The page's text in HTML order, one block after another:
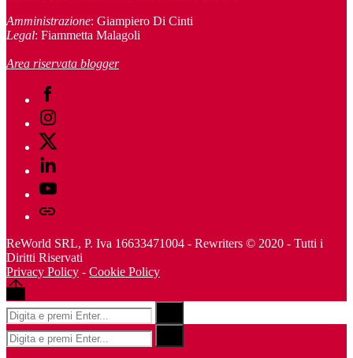
Amministrazione: Giampiero Di Cinti
Legal: Fiammetta Malagoli
Area riservata blogger
Facebook
Instagram
Twitter
Linkedin
Youtube
Telegram
ReWorld SRL, P. Iva 16633471004 - Rewriters © 2020 - Tutti i
Diritti Riservati
Privacy Policy - Cookie Policy
Back
to
top
Risultati
per:
Risultati
per: